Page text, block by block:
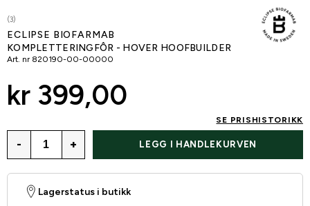
(3)
ECLIPSE BIOFARMAB
KOMPLETTERINGFÔR - HOVER HOOFBUILDER
Art. nr 820190-00-00000
kr 399,00
SE PRISHISTORIKK
- + LEGG I HANDLEKURVEN
Lagerstatus i butikk